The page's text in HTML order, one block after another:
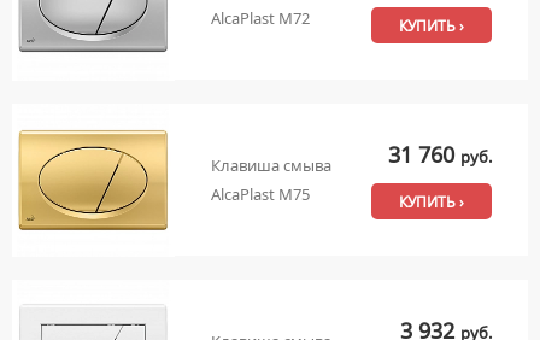
AlcaPlast M72
КУПИТЬ ›
Клавиша смыва
AlcaPlast M75
31 760 руб.
КУПИТЬ ›
3 932 руб.